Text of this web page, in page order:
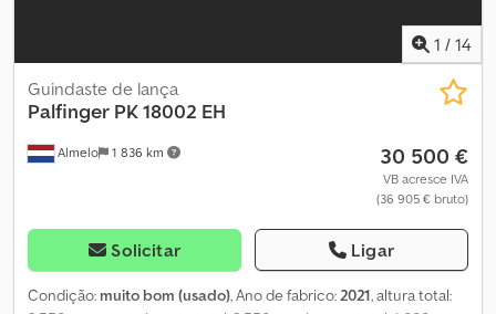
1 / 14
Almelo 1 836 km
Guindaste de lança
Palfinger PK 18002 EH
30 500 €
VB acresce IVA
(36 905 € bruto)
Solicitar Ligar
Condição: muito bom (usado), Ano de fabrico:2021, altura total: